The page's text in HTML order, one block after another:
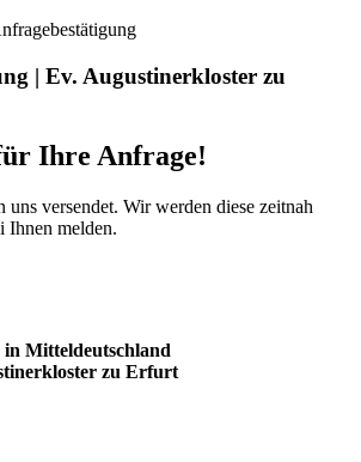
| Ev. Augustinerkloster zu
Ihre Anfrage!
versendet. Wir werden diese zeitnah
Ihnen melden.
in Mitteldeutschland
zu Erfurt